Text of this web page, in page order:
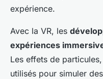
expérience.
Avec la VR, les
expériences
Les effets de
utilisés pour simuler